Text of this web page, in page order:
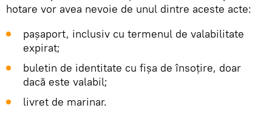
hotare vor avea nevoie de unul dintre aceste acte:
pașaport, inclusiv cu termenul de valabilitate
expirat;
buletin de identitate cu fișa de însoțire, doar
dacă este valabil;
livret de marinar.